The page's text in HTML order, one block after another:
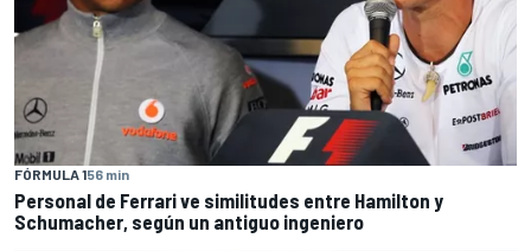
FÓRMULA 156 min
Personal de Ferrari ve similitudes entre Hamilton y
Schumacher, según un antiguo ingeniero